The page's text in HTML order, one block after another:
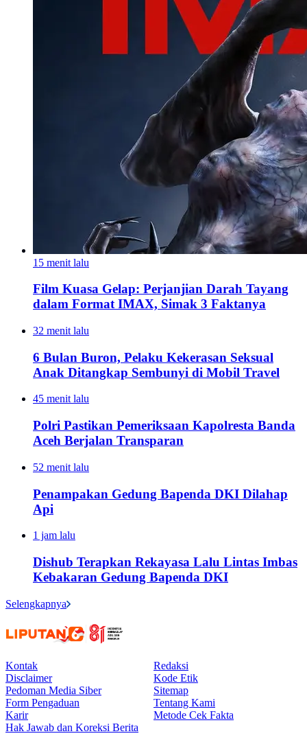
15 menit lalu
Film Kuasa Gelap: Perjanjian Darah Tayang
dalam Format IMAX, Simak 3 Faktanya
32 menit lalu
6 Bulan Buron, Pelaku Kekerasan Seksual
Anak Ditangkap Sembunyi di Mobil Travel
45 menit lalu
Polri Pastikan Pemeriksaan Kapolresta Banda
Aceh Berjalan Transparan
52 menit lalu
Penampakan Gedung Bapenda DKI Dilahap
Api
1 jam lalu
Dishub Terapkan Rekayasa Lalu Lintas Imbas
Kebakaran Gedung Bapenda DKI
Selengkapnya
Kontak
Redaksi
Disclaimer
Kode Etik
Pedoman Media Siber
Sitemap
Form Pengaduan
Tentang Kami
Karir
Metode Cek Fakta
Hak Jawab dan Koreksi Berita